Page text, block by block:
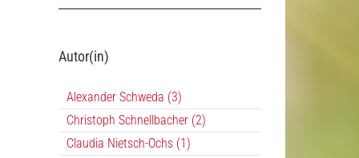
Autor(in)
Alexander Schweda (3)
Christoph Schnellbacher (2)
Claudia Nietsch-Ochs (1)